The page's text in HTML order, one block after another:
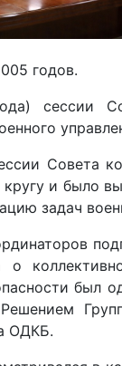
годов.
сессии
Совета
и было
задач
был
ОДКБ.